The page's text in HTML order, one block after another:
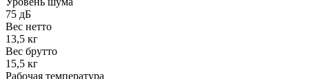
75 дБ
Вес нетто
13,5 кг
Вес брутто
15,5 кг
Рабочая температура